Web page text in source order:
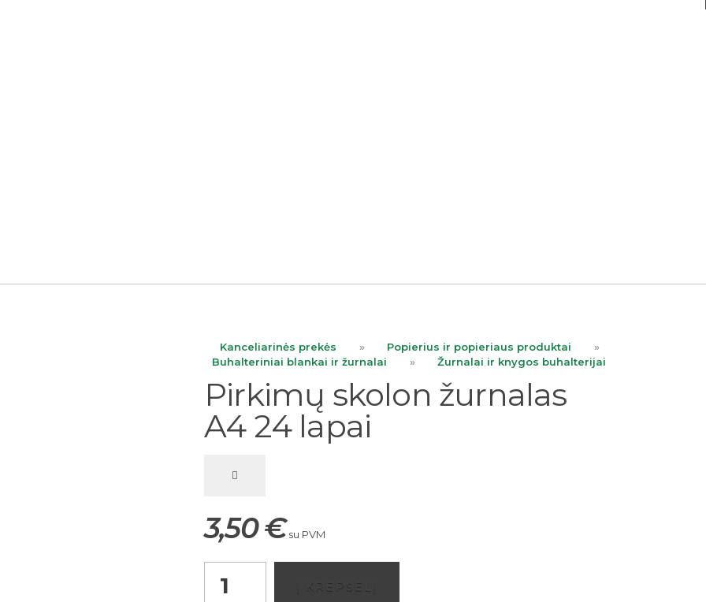
Kanceliarinės prekės » Popierius ir popieriaus produktai
»
Buhalteriniai blankai ir žurnalai
» Žurnalai ir knygos buhalterijai
Pirkimų skolon žurnalas
A4 24 lapai
3,50€ su PVM
skolon
Į KREPŠELĮ